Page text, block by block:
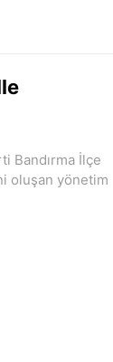
Bandırma İlçe
oluşan yönetim